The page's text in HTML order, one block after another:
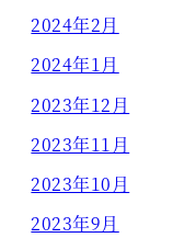
2024年2月
2024年1月
2023年12月
2023年11月
2023年10月
2023年9月